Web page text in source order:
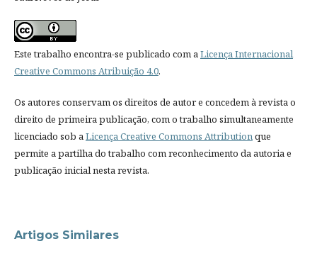
Este trabalho encontra-se publicado com aLicença Internacional
Creative Commons Atribuição 4.0.
Os autores conservam os direitos de autor e concedem à revista o
direito de primeira publicação, com o trabalho simultaneamente
licenciado sob aLicença Creative Commons Attributionque
permite a partilha do trabalho com reconhecimento da autoria e
publicação inicial nesta revista.
Artigos Similares